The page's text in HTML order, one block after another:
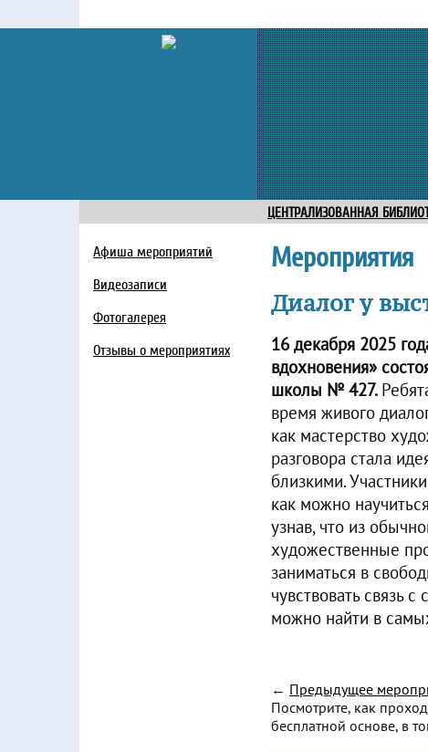
ЦЕНТРАЛИЗОВАННАЯ
Афиша мероприятий
Видеозаписи
Фотогалерея
Отзывы о мероприятиях
Мероприятия
Диалог у
16 декабря 2025
вдохновения»
школы № 427.
время живого
как мастерство
разговора стала
близкими.
как можно
узнав, что из
художественные
заниматься в
чувствовать связь
можно найти в
← Предыдущее
Посмотрите, как
бесплатной основе, в